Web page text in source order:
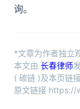
询。
*文章为作者独立
本文由 长春律师
( 碳链 )及本页链接
原文链接